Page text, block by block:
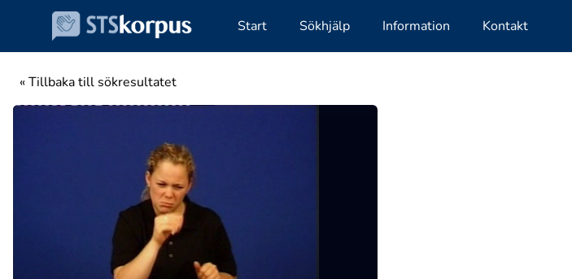
Start Sökhjälp Information Kontakt
« Tillbaka till sökresultatet